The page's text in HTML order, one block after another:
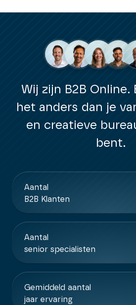
Wij zijn B2B Online.
het anders dan je
en creatieve
bent.
Aantal
B2B Klanten
Aantal
senior specialisten
Gemiddeld aantal
jaar ervaring